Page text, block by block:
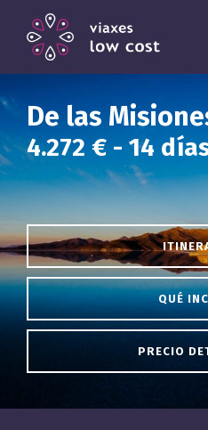
De las
4.272 € - 14
QUÉ
PRECIO